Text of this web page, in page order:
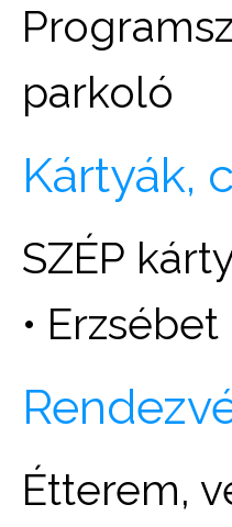
parkoló
Kártyák,
SZÉP
•
Étterem,